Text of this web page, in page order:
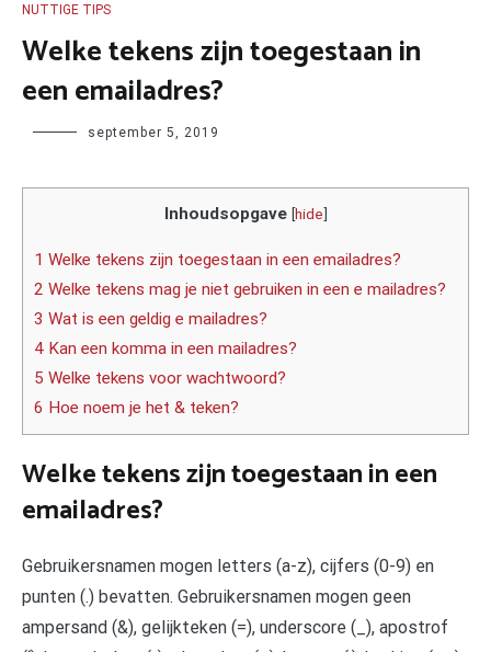
NUTTIGE TIPS
Welke tekens zijn toegestaan in
een emailadres?
Author september 5, 2019
Inhoudsopgave [hide]
1 Welke tekens zijn toegestaan in een emailadres?
2 Welke tekens mag je niet gebruiken in een e mailadres?
3 Wat is een geldig e mailadres?
4 Kan een komma in een mailadres?
5 Welke tekens voor wachtwoord?
6 Hoe noem je het & teken?
Welke tekens zijn toegestaan in een
emailadres?
Gebruikersnamen mogen letters (a-z), cijfers (0-9) en
punten (.) bevatten. Gebruikersnamen mogen geen
ampersand (&), gelijkteken (=), underscore (_), apostrof